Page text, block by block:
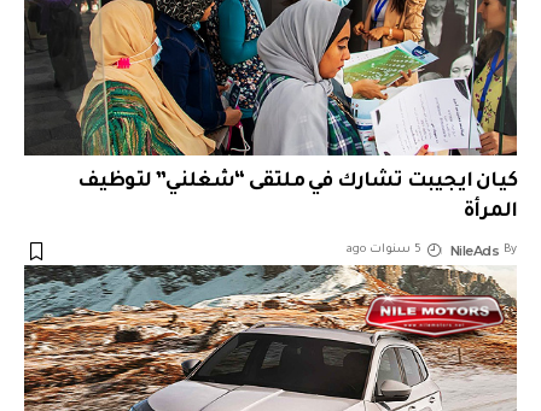
كيان ايجيبت تشارك في ملتقى “شغلني” لتوظيف
المرأة
By
NileAds 5 سنوات ago